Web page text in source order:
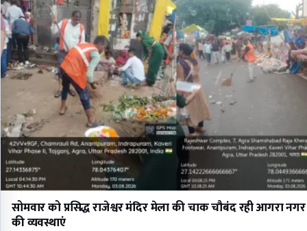
सोमवार को प्रसिद्ध राजेश्वर मंदिर मेला की चाक चौबंद रही आगरा
की व्यवस्थाएं